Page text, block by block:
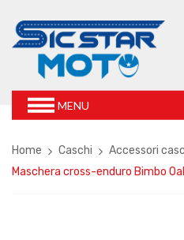
MENU
Home Caschi Accessori
Maschera cross-enduro Bimbo